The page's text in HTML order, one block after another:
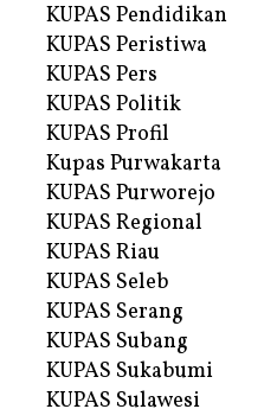
KUPAS Pendidikan
KUPAS Peristiwa
KUPAS Pers
KUPAS Politik
KUPAS Profil
Kupas Purwakarta
KUPAS Purworejo
KUPAS Regional
KUPAS Riau
KUPAS Seleb
KUPAS Serang
KUPAS Subang
KUPAS Sukabumi
KUPAS Sulawesi